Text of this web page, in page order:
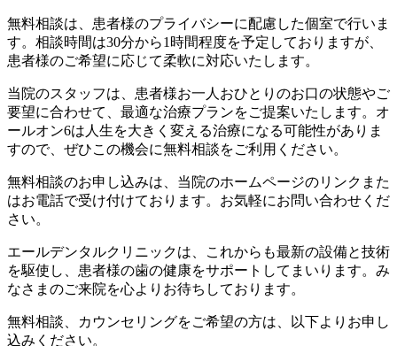
無料相談は、患者様のプライバシーに配慮した個室で行いま
す。相談時間は30分から1時間程度を予定しておりますが、
患者様のご希望に応じて柔軟に対応いたします。
当院のスタッフは、患者様お一人おひとりのお口の状態やご
要望に合わせて、最適な治療プランをご提案いたします。オ
ールオン6は人生を大きく変える治療になる可能性がありま
すので、ぜひこの機会に無料相談をご利用ください。
無料相談のお申し込みは、当院のホームページのリンクまた
はお電話で受け付けております。お気軽にお問い合わせくだ
さい。
エールデンタルクリニックは、これからも最新の設備と技術
を駆使し、患者様の歯の健康をサポートしてまいります。み
なさまのご来院を心よりお待ちしております。
無料相談、カウンセリングをご希望の方は、以下よりお申し
込みください。